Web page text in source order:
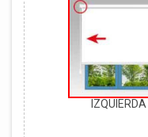
IZQUIERDA